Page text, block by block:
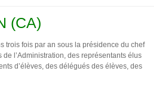
(CA)
trois fois par an sous la présidence du chef
l’Administration, des représentants élus
d’élèves, des délégués des élèves, des